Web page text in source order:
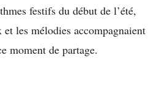
festifs du début de l’été,
les mélodies accompagnaient
moment de partage.